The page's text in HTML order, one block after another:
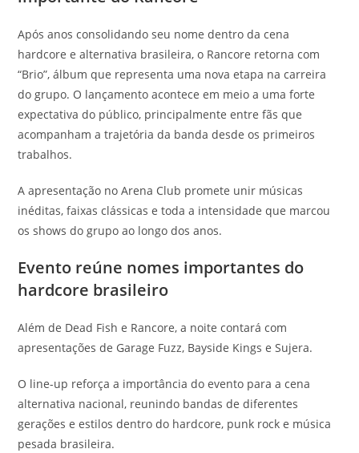
Após anos consolidando seu nome dentro da cena
hardcore e alternativa brasileira, o Rancore retorna com
“Brio”, álbum que representa uma nova etapa na carreira
do grupo. O lançamento acontece em meio a uma forte
expectativa do público, principalmente entre fãs que
acompanham a trajetória da banda desde os primeiros
trabalhos.
A apresentação no Arena Club promete unir músicas
inéditas, faixas clássicas e toda a intensidade que marcou
os shows do grupo ao longo dos anos.
Evento reúne nomes importantes do
hardcore brasileiro
Além de Dead Fish e Rancore, a noite contará com
apresentações de Garage Fuzz, Bayside Kings e Sujera.
O line-up reforça a importância do evento para a cena
alternativa nacional, reunindo bandas de diferentes
gerações e estilos dentro do hardcore, punk rock e música
pesada brasileira.